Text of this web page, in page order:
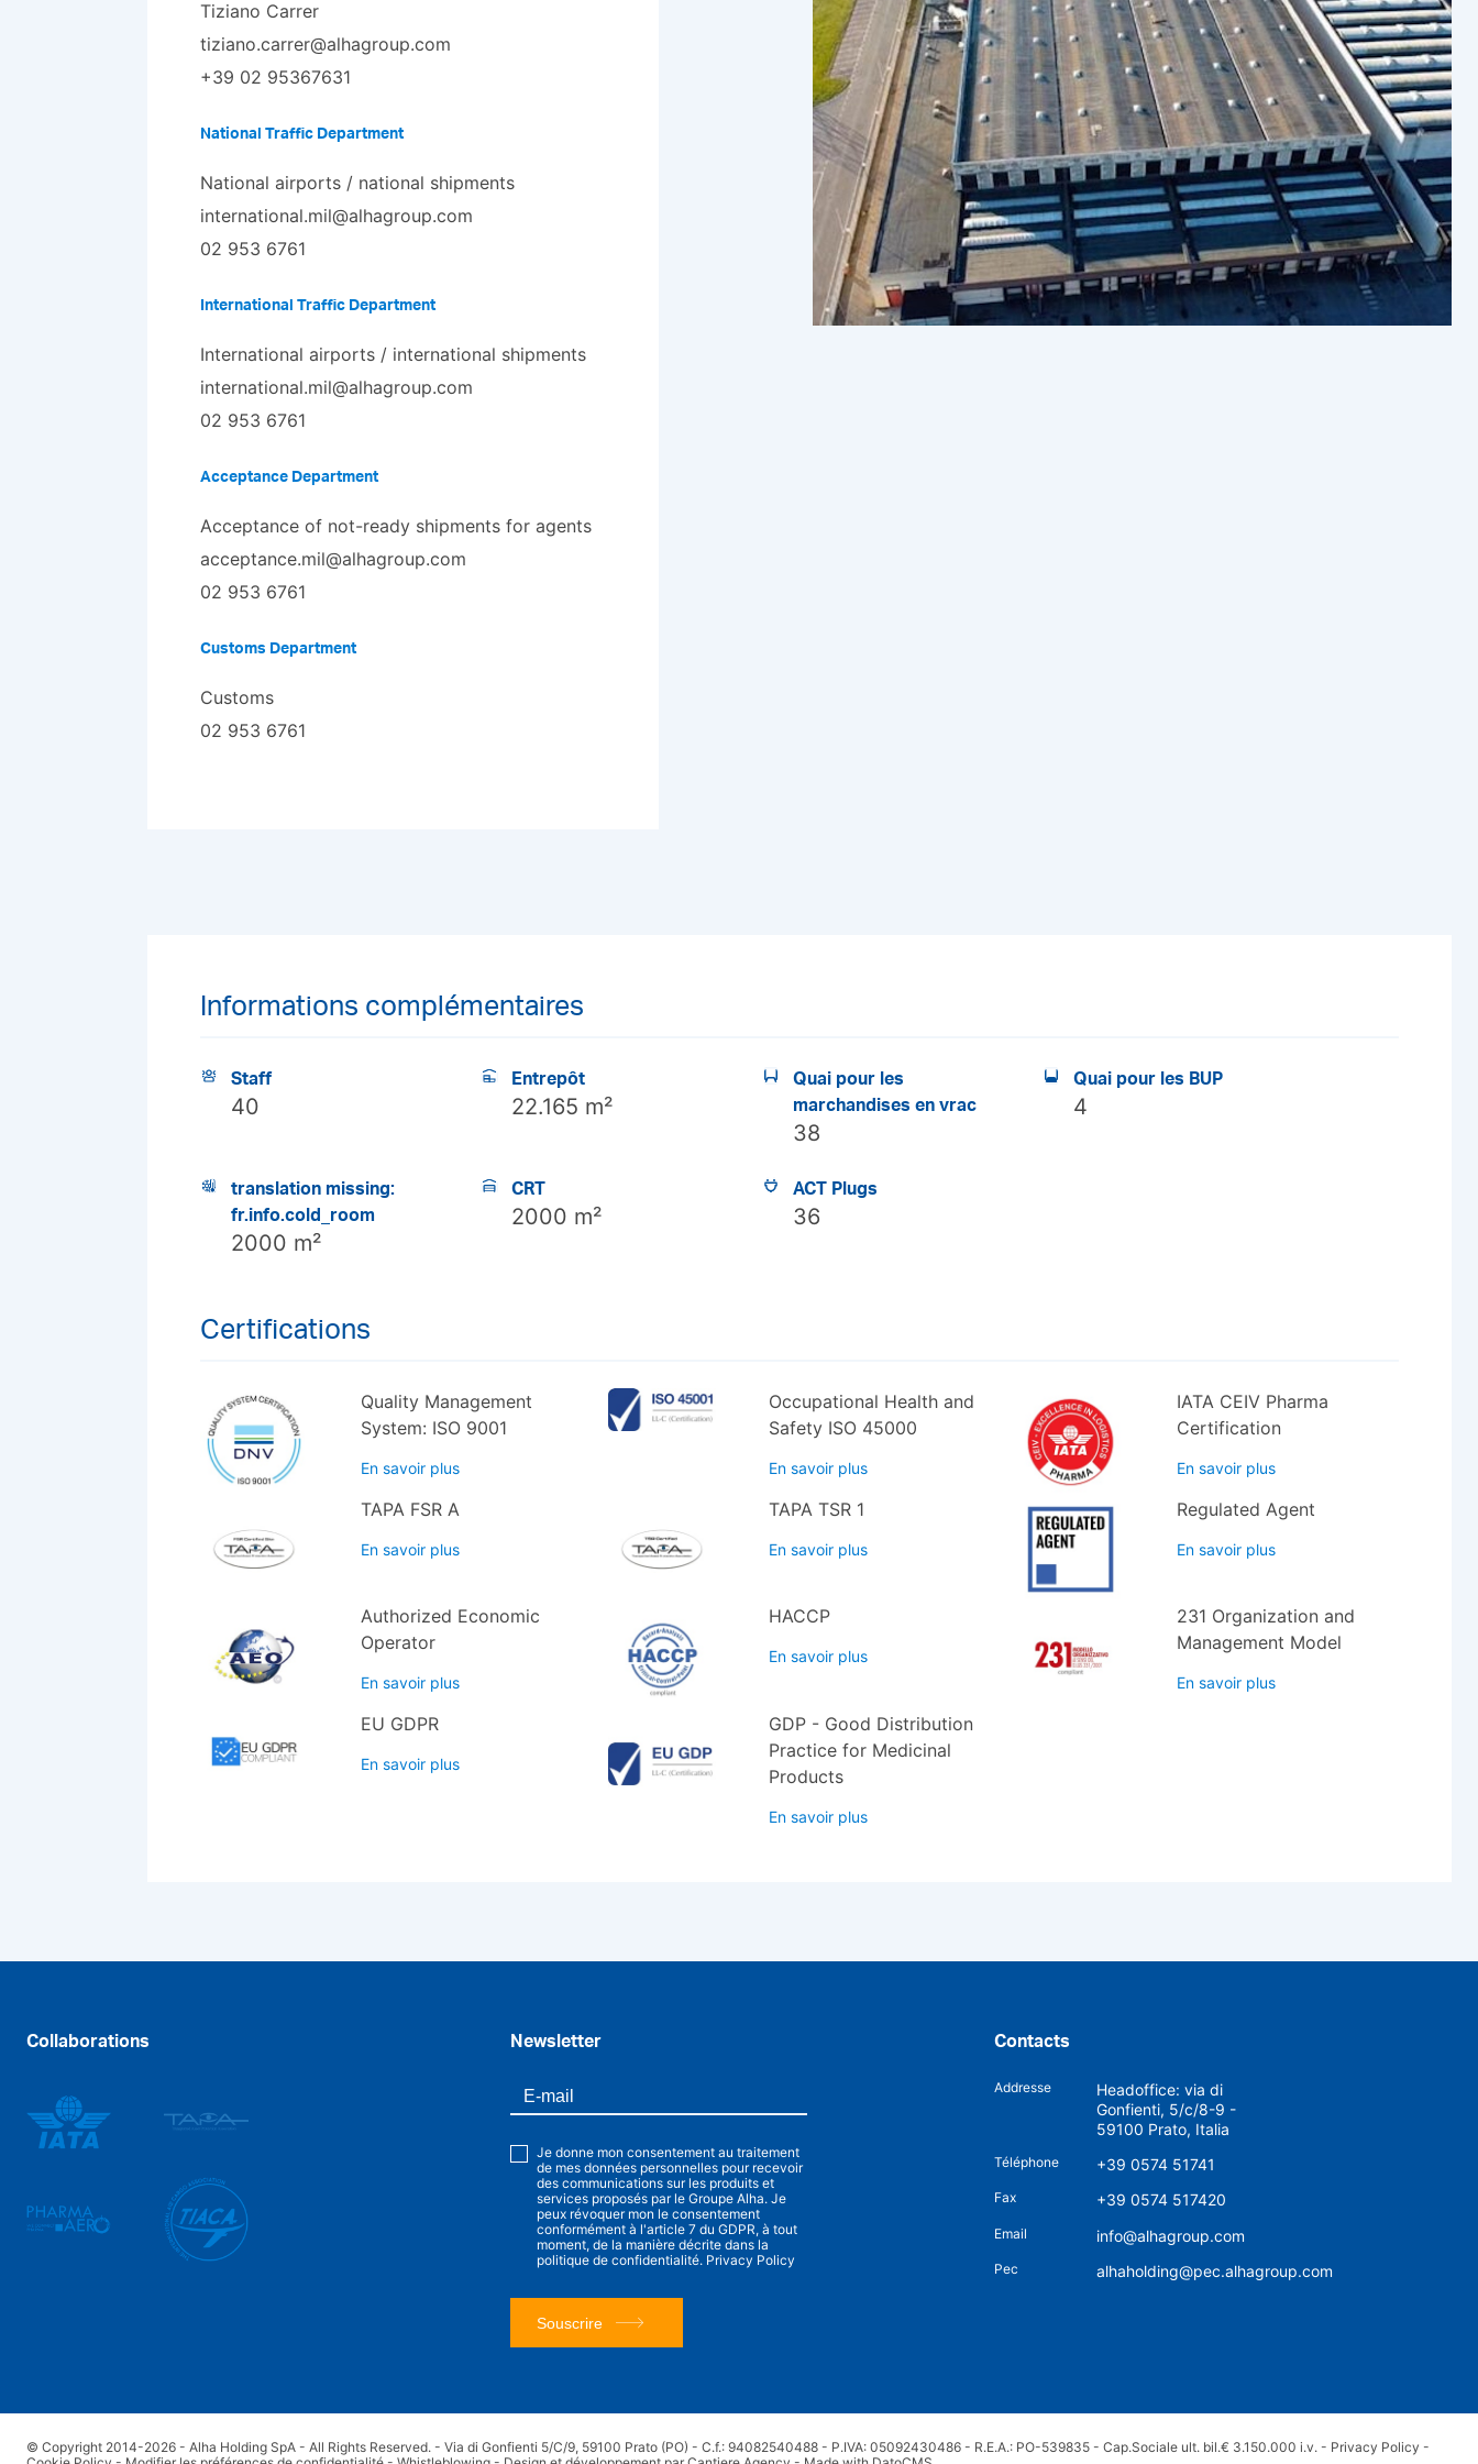
Tiziano Carrer
tiziano.carrer@alhagroup.com
+39 02 95367631
National Traffic Department
National airports / national shipments
international.mil@alhagroup.com
02 953 6761
International Traffic Department
International airports / international shipments
international.mil@alhagroup.com
02 953 6761
Acceptance Department
Acceptance of not-ready shipments for agents
acceptance.mil@alhagroup.com
02 953 6761
Customs Department
Customs
02 953 6761
Informations complémentaires
Staff
40
Entrepôt
22.165 m²
Quai pour les
marchandises en vrac
38
Quai pour les BUP
4
translation missing:
fr.info.cold_room
2000 m²
CRT
2000 m²
ACT Plugs
36
Certifications
Quality Management
System: ISO 9001
En savoir plus
Occupational Health and
Safety ISO 45000
En savoir plus
IATA CEIV Pharma
Certification
En savoir plus
TAPA FSR A
En savoir plus
TAPA TSR 1
En savoir plus
Regulated Agent
En savoir plus
Authorized Economic
Operator
En savoir plus
HACCP
En savoir plus
231 Organization and
Management Model
En savoir plus
EU GDPR
En savoir plus
GDP - Good Distribution
Practice for Medicinal
Products
En savoir plus
Collaborations Newsletter
Je donne mon consentement au traitement
de mes données personnelles pour recevoir
des communications sur les produits et
services proposés par le Groupe Alha. Je
peux révoquer mon le consentement
conformément à l'article 7 du GDPR, à tout
moment, de la manière décrite dans la
politique de confidentialité. Privacy Policy
Souscrire
Contacts
Addresse
Headoffice: via di
Gonfienti, 5/c/8-9 -
59100 Prato, Italia
Téléphone +39 0574 51741
Fax +39 0574 517420
Email info@alhagroup.com
Pec alhaholding@pec.alhagroup.com
© Copyright 2014-2026 - Alha Holding SpA - All Rights Reserved. - Via di Gonfienti 5/C/9, 59100 Prato (PO) - C.f.: 94082540488 - P.IVA: 05092430486 - R.E.A.: PO-539835 - Cap.Sociale ult. bil.€ 3.150.000 i.v. - Privacy Policy -